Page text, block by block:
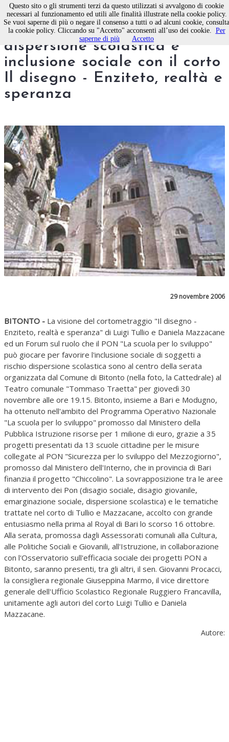
A Bitonto si parla di
dispersione scolastica e
inclusione sociale con il corto
Il disegno - Enziteto, realtà e
speranza
29 novembre 2006
BITONTO - La visione del cortometraggio "Il disegno -
Enziteto, realtà e speranza" di Luigi Tullio e Daniela Mazzacane
ed un Forum sul ruolo che il PON "La scuola per lo sviluppo"
può giocare per favorire l'inclusione sociale di soggetti a
rischio dispersione scolastica sono al centro della serata
organizzata dal Comune di Bitonto (nella foto, la Cattedrale) al
Teatro comunale "Tommaso Traetta" per giovedì 30
novembre alle ore 19.15. Bitonto, insieme a Bari e Modugno,
ha ottenuto nell'ambito del Programma Operativo Nazionale
"La scuola per lo sviluppo" promosso dal Ministero della
Pubblica Istruzione risorse per 1 milione di euro, grazie a 35
progetti presentati da 13 scuole cittadine per le misure
collegate al PON "Sicurezza per lo sviluppo del Mezzogiorno",
promosso dal Ministero dell'Interno, che in provincia di Bari
finanzia il progetto "Chiccolino". La sovrapposizione tra le aree
di intervento dei Pon (disagio sociale, disagio giovanile,
emarginazione sociale, dispersione scolastica) e le tematiche
trattate nel corto di Tullio e Mazzacane, accolto con grande
entusiasmo nella prima al Royal di Bari lo scorso 16 ottobre.
Alla serata, promossa dagli Assessorati comunali alla Cultura,
alle Politiche Sociali e Giovanili, all'Istruzione, in collaborazione
con l'Osservatorio sull'efficacia sociale dei progetti PON a
Bitonto, saranno presenti, tra gli altri, il sen. Giovanni Procacci,
la consigliera regionale Giuseppina Marmo, il vice direttore
generale dell'Ufficio Scolastico Regionale Ruggiero Francavilla,
unitamente agli autori del corto Luigi Tullio e Daniela
Mazzacane.
Autore:
Questo sito o gli strumenti terzi da questo utilizzati si avvalgono di cookie
necessari al funzionamento ed utili alle finalità illustrate nella cookie policy.
Se vuoi saperne di più o negare il consenso a tutti o ad alcuni cookie, consulta
la cookie policy. Cliccando su "Accetto" acconsenti all’uso dei cookie. Per
saperne di più
Accetto